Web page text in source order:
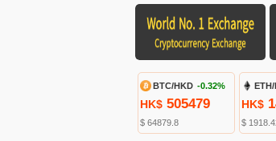
BTC/HKD -0.32%
HK$ 505479
$ 64879.8
HK$
$